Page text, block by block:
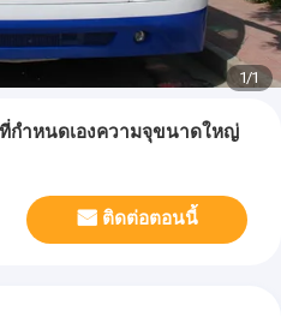
1/1
กำหนดเองความจุขนาดใหญ่
ติดต่อตอนนี้